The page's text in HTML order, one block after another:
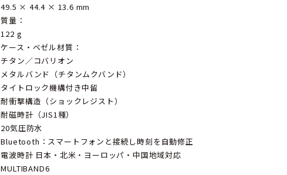
49.5 × 44.4 × 13.6 mm
質量：
122 g
ケース・ベゼル材質：
チタン／コバリオン
メタルバンド（チタンムクバンド）
タイトロック機構付き中留
耐衝撃構造（ショックレジスト）
耐磁時計（JIS1種）
20気圧防水
Bluetooth：スマートフォンと接続し時刻を自動修正
電波時計 日本・北米・ヨーロッパ・中国地域対応
MULTIBAND6